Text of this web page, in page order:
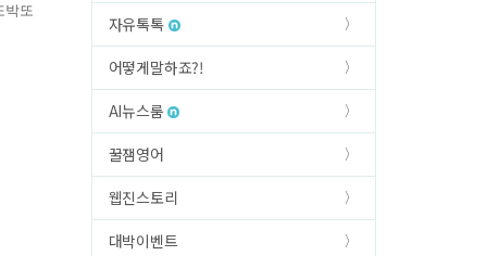
박또
자유톡톡
어떻게말하죠?!
AI뉴스룸
꿀잼영어
웹진스토리
대박이벤트